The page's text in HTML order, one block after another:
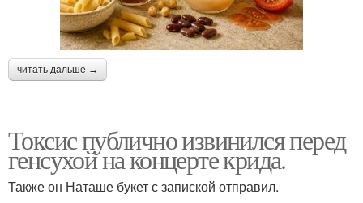
читать дальше →
Токсис публично извинился перед
генсухой на концерте крида.
Также он Наташе букет с запиской отправил.